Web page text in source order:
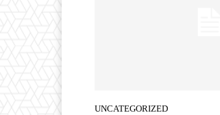
UNCATEGORIZED